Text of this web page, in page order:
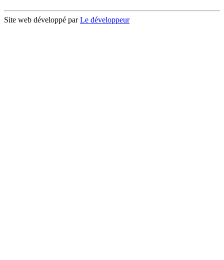
Site web développé parLe développeur